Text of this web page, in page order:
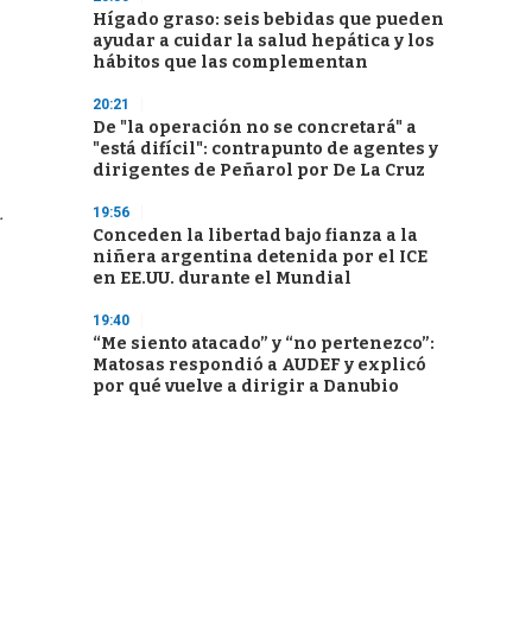
Hígado graso: seis bebidas que pueden
ayudar a cuidar la salud hepática y los
hábitos que las complementan
20:21
De "la operación no se concretará" a
"está difícil": contrapunto de agentes y
dirigentes de Peñarol por De La Cruz
19:56
Conceden la libertad bajo fianza a la
niñera argentina detenida por el ICE
en EE.UU. durante el Mundial
19:40
“Me siento atacado” y “no pertenezco”:
Matosas respondió a AUDEF y explicó
por qué vuelve a dirigir a Danubio